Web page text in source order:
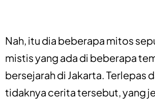
Nah, itu dia beberapa mitos
mistis yang ada di beberapa
bersejarah di Jakarta. Terlepas
tidaknya cerita tersebut, yang